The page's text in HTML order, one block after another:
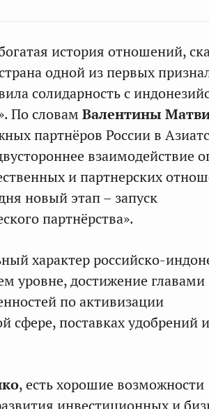
история отношений,
одной из первых
солидарность с
По словам Валентины
партнёров России в
взаимодействие
и партнерских
новый этап – запуск
партнёрства».
характер российско-
уровне, достижение главами
по активизации
сфере, поставках удобрений
, есть хорошие возможности